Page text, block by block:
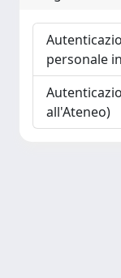
personale
all'Ateneo)